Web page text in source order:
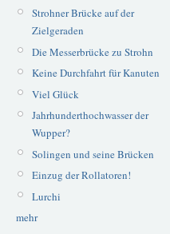
Strohner Brücke auf der
Zielgeraden
Die Messerbrücke zu Strohn
Keine Durchfahrt für Kanuten
Viel Glück
Jahrhunderthochwasser der
Wupper?
Solingen und seine Brücken
Einzug der Rollatoren!
Lurchi
mehr